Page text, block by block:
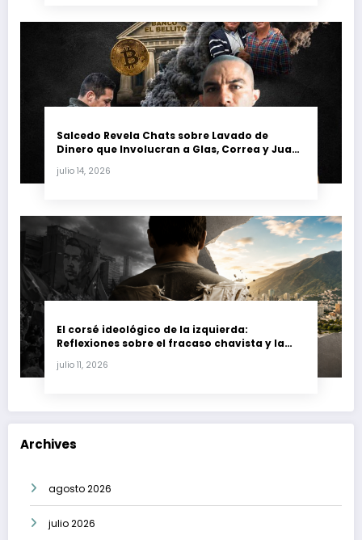
Salcedo Revela Chats sobre Lavado de
Dinero que Involucran a Glas, Correa y Juan
julio 14, 2026
El corsé ideológico de la izquierda:
Reflexiones sobre el fracaso chavista y la
julio 11, 2026
Archives
agosto 2026
julio 2026